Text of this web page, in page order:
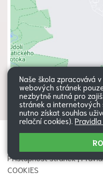
Všechna práva vyhrazena.
|
Přístupnost stránek|
COOKIES
Naše škola zpracovává
webových stránek
nezbytně nutná pro
stránek a internetových
nutno získat souhlas
relační cookies).